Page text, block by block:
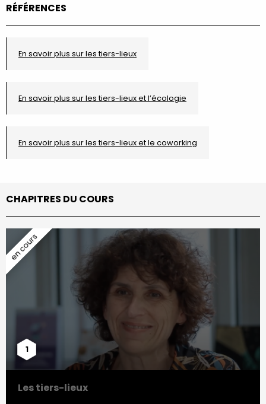
RÉFÉRENCES
En savoir plus sur les tiers-lieux
En savoir plus sur les tiers-lieux et l’écologie
En savoir plus sur les tiers-lieux et le coworking
CHAPITRES DU COURS
1
Les tiers-lieux